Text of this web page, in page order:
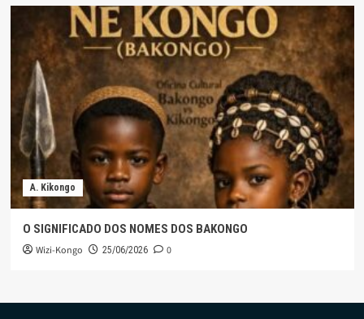
A. Kikongo
O SIGNIFICADO DOS NOMES DOS BAKONGO
Wizi-Kongo 25/06/2026 0